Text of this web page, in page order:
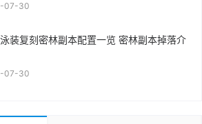
07-30
装复刻密林副本配置一览 密林副本掉落介
07-30